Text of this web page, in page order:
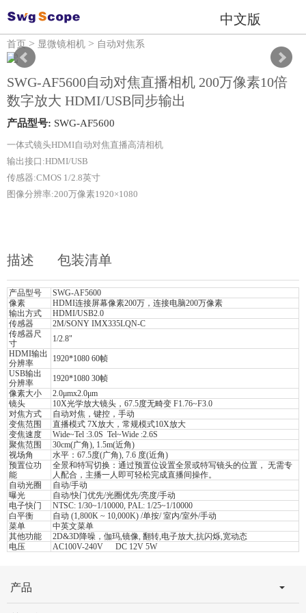
中文版
首页 > 显微镜相机 > 自动对焦系
列
SWG-AF5600自动对焦直播相机 200万像素10倍
数字放大 HDMI/USB同步输出
产品型号: SWG-AF5600
一体式镜头HDMI自动对焦直播高清相机
输出接口:HDMI/USB
传感器:CMOS 1/2.8英寸
图像分辨率:200万像素1920×1080
描述 包装清单
产品型号
SWG-AF5600
像素
HDMI连接屏幕像素200万，连接电脑200万像素
输出方式
HDMI/USB2.0
传感器
2M/SONY IMX335LQN-C
传感器尺
寸
1/2.8"
HDMI输出
分辨率
1920*1080 60帧
USB输出
分辨率
1920*1080 30帧
像素大小
2.0μmx2.0μm
镜头
10X光学放大镜头，67.5度无畸变 F1.76~F3.0
对焦方式
自动对焦，键控，手动
变焦范围
直播模式 7X放大，常规模式10X放大
变焦速度
Wide~Tel :3.0S Tel~Wide :2.6S
聚焦范围
30cm(广角), 1.5m(近角)
视场角
水平：67.5度(广角), 7.6 度(近角)
预置位功
能
全景和特写切换：通过预置位设置全景或特写镜头的位置， 无需专
人配合，主播一人即可轻松完成直播间操作。
自动光圈
自动/手动
曝光
自动/快门优先/光圈优先/亮度/手动
电子快门
NTSC: 1/30~1/10000, PAL: 1/25~1/10000
白平衡
自动 (1,800K ~ 10,000K) /单按/ 室内/室外/手动
菜单
中英文菜单
其他功能
2D&3D降噪，伽玛,镜像, 翻转,电子放大,抗闪烁,宽动态
电压
AC100V-240V DC 12V 5W
产品